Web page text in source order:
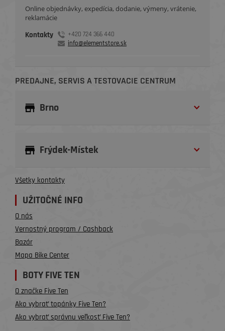
Online objednávky, expedícia, dodanie, výmeny, vrátenie,
reklamácie
Kontakty
+420 724 366 440
info@elementstore.sk
PREDAJNE, SERVIS A TESTOVACIE CENTRUM
Brno
Frýdek-Místek
Všetky kontakty
UŽITOČNÉ INFO
O nás
Vernostný program / Cashback
Bazár
Mapa Bike Center
BOTY FIVE TEN
O značke Five Ten
Ako vybrať topánky Five Ten?
Ako vybrať správnu veľkosť Five Ten?